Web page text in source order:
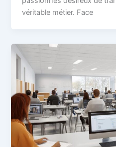
véritable métier. Face